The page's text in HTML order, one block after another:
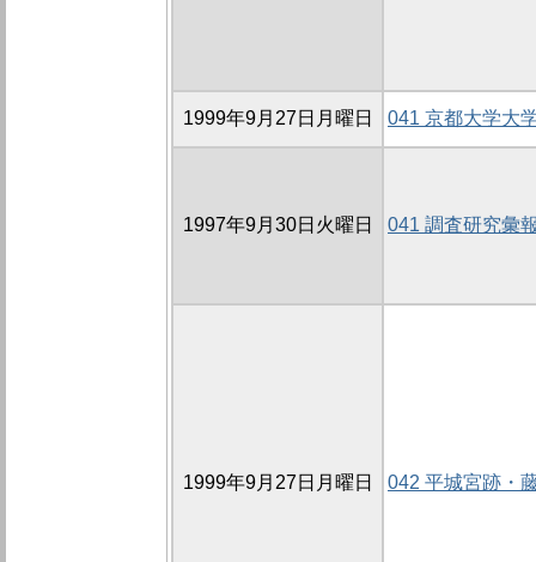
1999年9月27日月曜日 041 京都大学大
1997年9月30日火曜日 041 調査研究彙
1999年9月27日月曜日 042 平城宮跡・